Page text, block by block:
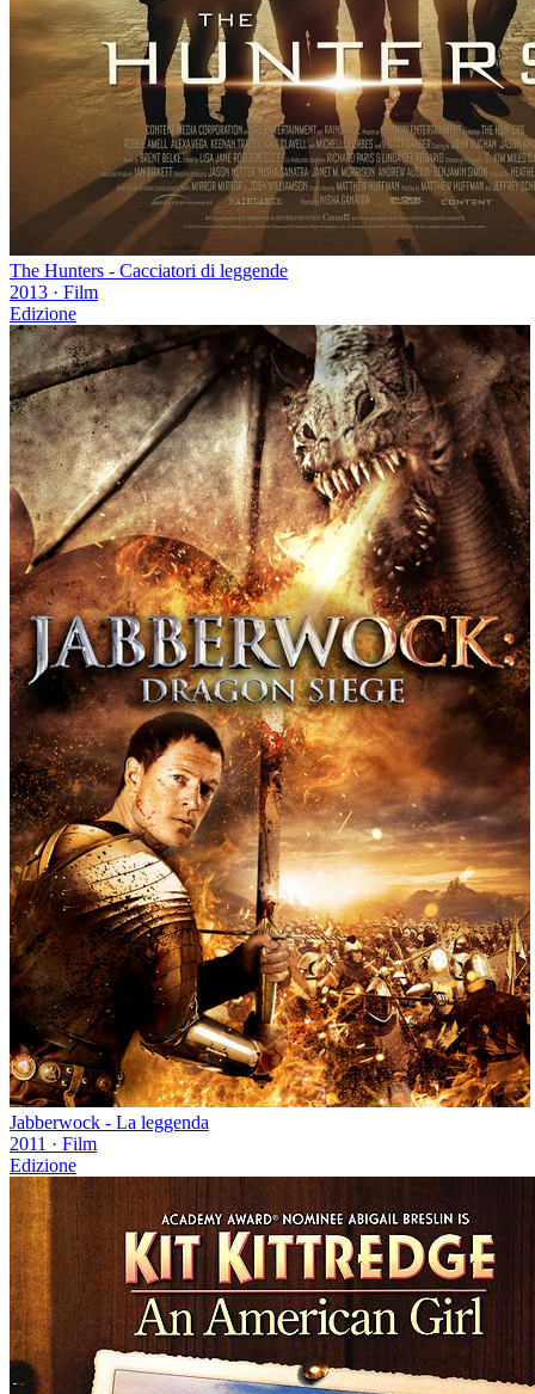
The Hunters - Cacciatori di leggende
2013 · Film
Edizione
Jabberwock - La leggenda
2011 · Film
Edizione